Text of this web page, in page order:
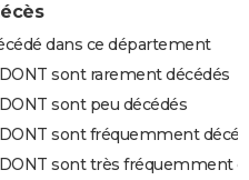
dans ce département
sont rarement décédés
sont peu décédés
sont fréquemment
sont très fréquemment